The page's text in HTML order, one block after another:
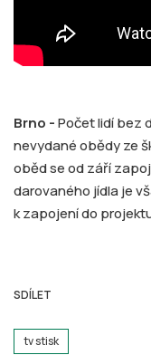
Brno -Počet lidí bez
nevydané obědy ze
oběd se od září
darovaného jídla je
k zapojení do
SDÍLET
tv stisk